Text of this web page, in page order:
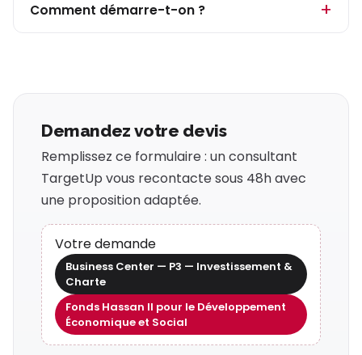
Comment démarre-t-on ?
Demandez votre devis
Remplissez ce formulaire : un consultant
TargetUp vous recontacte sous 48h avec
une proposition adaptée.
Votre demande
Business Center — P3 — Investissement &
Charte
Fonds Hassan II pour le Développement
Économique et Social